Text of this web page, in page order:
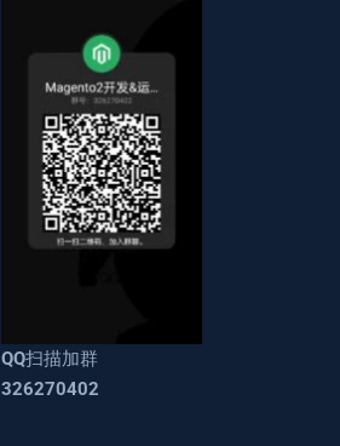
QQ扫描加群
326270402